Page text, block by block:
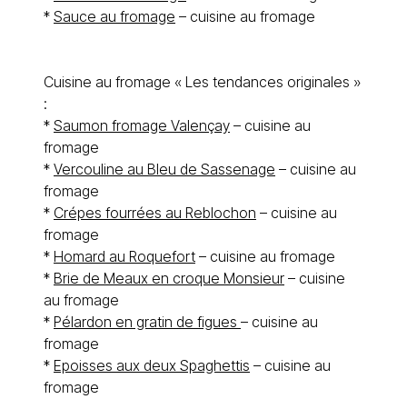
* Sauce au fromage – cuisine au fromage
Cuisine au fromage « Les tendances originales »
:
* Saumon fromage Valençay – cuisine au
fromage
* Vercouline au Bleu de Sassenage – cuisine au
fromage
* Crépes fourrées au Reblochon – cuisine au
fromage
* Homard au Roquefort – cuisine au fromage
* Brie de Meaux en croque Monsieur – cuisine
au fromage
* Pélardon en gratin de figues – cuisine au
fromage
* Epoisses aux deux Spaghettis – cuisine au
fromage